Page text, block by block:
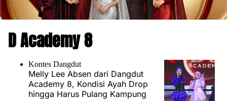
D Academy 8
Kontes Dangdut
Melly Lee Absen dari Dangdut
Academy 8, Kondisi Ayah Drop
hingga Harus Pulang Kampung